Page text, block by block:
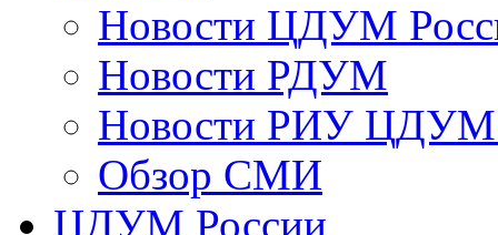
Новости ЦДУМ
Новости РДУМ
Новости РИУ ЦДУМ
Обзор СМИ
ЦДУМ России